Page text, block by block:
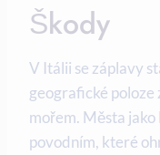
Škody
V Itálii se záplavy
geografické poloze
mořem. Města
povodním, které